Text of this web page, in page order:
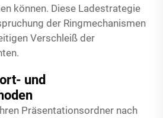
können. Diese Ladestrategie
der Ringmechanismen
Verschleiß der
und
Präsentationsordner nach